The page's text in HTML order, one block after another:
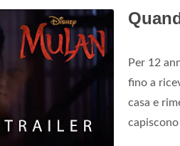
Per 12
fino a
casa e